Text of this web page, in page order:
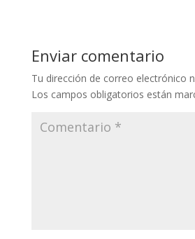
Enviar comentario
Tu dirección de correo electrónico
Los campos obligatorios están